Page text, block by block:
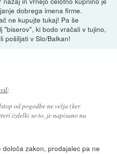
dobrega imena firme.
ne kupujte tukaj! Pa še
"biserov", ki bodo vračali v tujino,
pošiljati v Slo/Balkan!
:
od pogodbe ne velja (ker
izdelki so to, je napisano na
zakon, prodajalec pa ne